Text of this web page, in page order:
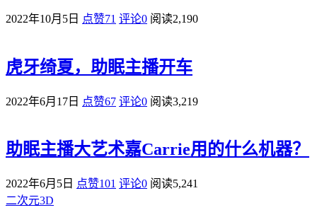
2022年10月5日 点赞71 评论0 阅读2,190
虎牙绮夏，助眠主播开车
2022年6月17日 点赞67 评论0 阅读3,219
助眠主播大艺术嘉Carrie用的什么机器？
2022年6月5日 点赞101 评论0 阅读5,241
二次元3D